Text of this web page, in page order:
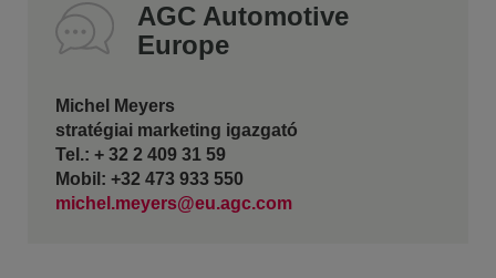
AGC Automotive
Europe
Michel Meyers
stratégiai marketing igazgató
Tel.: + 32 2 409 31 59
Mobil: +32 473 933 550
michel.meyers@eu.agc.com